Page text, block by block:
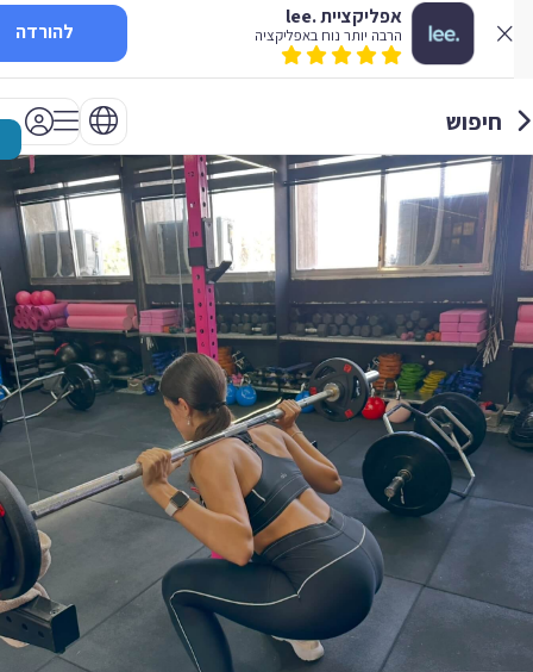
אפליקציית .lee
הרבה יותר נוח באפליקציה להורדה
חיפוש